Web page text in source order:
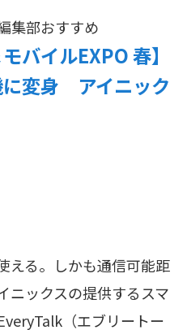
集部おすすめ
バイルEXPO 春】
に変身 アイニック
える。しかも通信可能距
ニックスの提供するスマ
（エブリートー